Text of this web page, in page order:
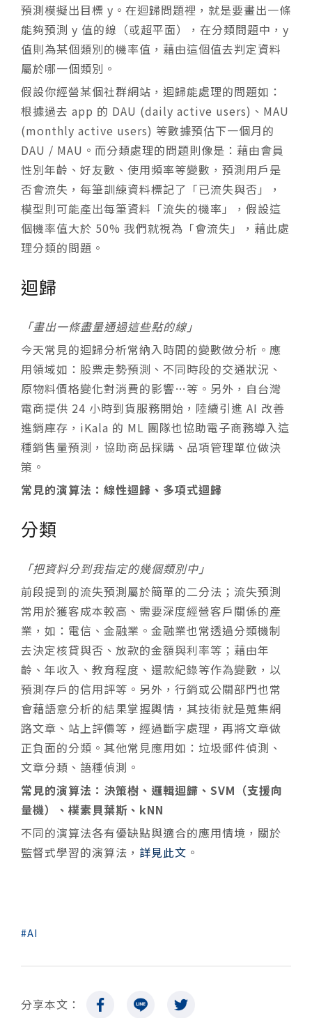
預測模擬出目標 y。在迴歸問題裡，就是要畫出一條
能夠預測 y 值的線（或超平面），在分類問題中，y
值則為某個類別的機率值，藉由這個值去判定資料
屬於哪一個類別。
假設你經營某個社群網站，迴歸能處理的問題如：
根據過去 app 的 DAU (daily active users)、MAU
(monthly active users) 等數據預估下一個月的
DAU / MAU。而分類處理的問題則像是：藉由會員
性別年齡、好友數、使用頻率等變數，預測用戶是
否會流失，每筆訓練資料標記了「已流失與否」，
模型則可能產出每筆資料「流失的機率」，假設這
個機率值大於 50% 我們就視為「會流失」，藉此處
理分類的問題。
迴歸
「畫出一條盡量通過這些點的線」
今天常見的迴歸分析常納入時間的變數做分析。應
用領域如：股票走勢預測、不同時段的交通狀況、
原物料價格變化對消費的影響…等。另外，自台灣
電商提供 24 小時到貨服務開始，陸續引進 AI 改善
進銷庫存，iKala 的 ML 團隊也協助電子商務導入這
種銷售量預測，協助商品採購、品項管理單位做決
策。
常見的演算法：線性迴歸、多項式迴歸
分類
「把資料分到我指定的幾個類別中」
前段提到的流失預測屬於簡單的二分法；流失預測
常用於獲客成本較高、需要深度經營客戶關係的產
業，如：電信、金融業。金融業也常透過分類機制
去決定核貸與否、放款的金額與利率等；藉由年
齡、年收入、教育程度、還款紀錄等作為變數，以
預測存戶的信用評等。另外，行銷或公關部門也常
會藉語意分析的結果掌握輿情，其技術就是蒐集網
路文章、站上評價等，經過斷字處理，再將文章做
正負面的分類。其他常見應用如：垃圾郵件偵測、
文章分類、語種偵測。
常見的演算法：決策樹、邏輯迴歸、SVM（支援向
量機）、樸素貝葉斯、kNN
不同的演算法各有優缺點與適合的應用情境，關於
監督式學習的演算法， 詳見此文 。
AI
分享本文：